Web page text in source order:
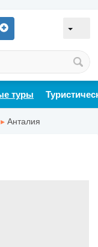
туры
▸ Анталия